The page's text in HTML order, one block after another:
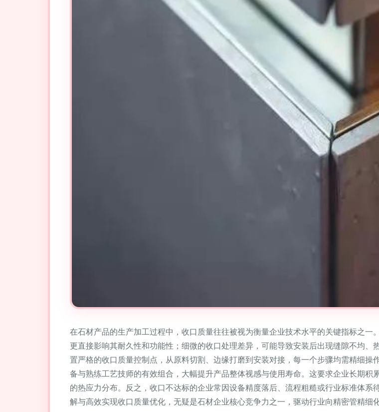
在石材产品的生产加工过程中，收口质量往往被视为衡量企业技术水平的关键指标之一
更直接影响其耐久性和功能性；细微的收口处理差异，可能导致安装后出现缝隙不均
置严格的收口质量控制点，从原料切割、边缘打磨到安装对接，每一个步骤均需精细
备与熟练工艺技师的有效组合，大幅提升产品整体视感与使用寿命。这要求企业长期
的热应力分布。反之，收口不达标的企业常因设备精度落后、流程粗糙或行业标准体
解与高效实现收口质量优化，无疑是石材企业核心竞争力之一，驱动行业向精密管精细